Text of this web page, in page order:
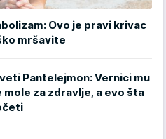
Ovo je pravi krivac
mršavite
Pantelejmon: Vernici mu
mole za zdravlje, a evo šta